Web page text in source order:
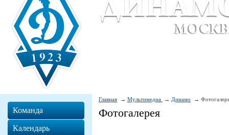
Главная Мультимедиа Динамо
Фотогалерея
Команда
Календарь